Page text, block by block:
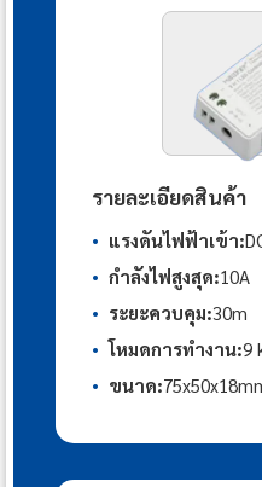
รายละเอียดสินค้า
• แรงดันไฟฟ้าเข้า:
• กำลังไฟสูงสุด:10A
• ระยะควบคุม:30m
• โหมดการทำงาน:9
• ขนาด: